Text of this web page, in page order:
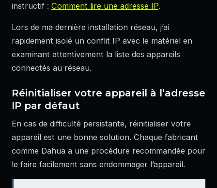
instructif : Comment lire une adresse IP.
Lors de ma dernière installation réseau, j’ai
rapidement isolé un conflit IP avec le matériel en
examinant attentivement la liste des appareils
connectés au réseau.
Réinitialiser votre appareil à l’adresse
IP par défaut
En cas de difficulté persistante, réinitialiser votre
appareil est une bonne solution. Chaque fabricant
comme Dahua a une procédure recommandée pour
le faire facilement sans endommager l’appareil.